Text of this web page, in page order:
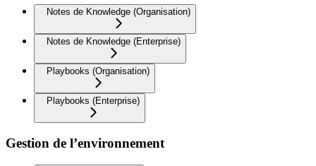
Notes de Knowledge (Organisation)
Notes de Knowledge (Enterprise)
Playbooks (Organisation)
Playbooks (Enterprise)
Gestion de l’environnement